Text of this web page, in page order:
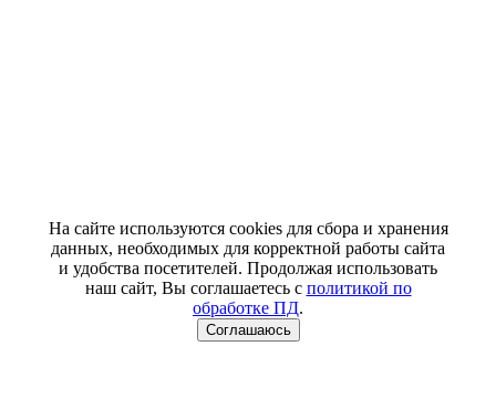
На сайте используются cookies для сбора и хранения
данных, необходимых для корректной работы сайта
и удобства посетителей. Продолжая использовать
наш сайт, Вы соглашаетесь с политикой по
обработке ПД.
Соглашаюсь